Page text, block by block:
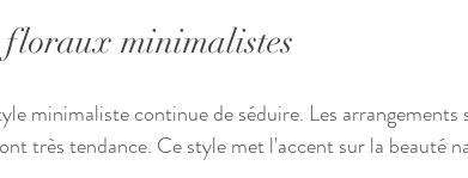
floraux minimalistes
minimaliste continue de séduire. Les arrangements
très tendance. Ce style met l'accent sur la beauté